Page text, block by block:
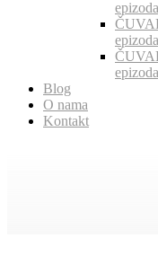
Blog
O nama
Kontakt